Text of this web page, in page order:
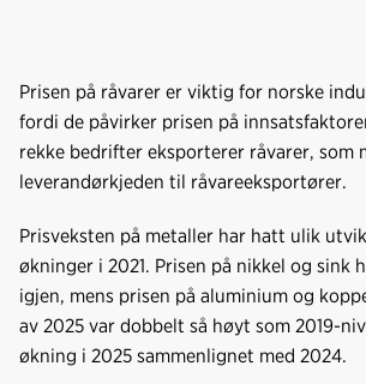
Prisen på råvarer er viktig for norske
fordi de påvirker prisen på
rekke bedrifter eksporterer råvarer, som
leverandørkjeden til råvareeksportører.
Prisveksten på metaller har hatt ulik
økninger i 2021. Prisen på nikkel og sink
igjen, mens prisen på aluminium og
av 2025 var dobbelt så høyt som 2019-
økning i 2025 sammenlignet med 2024.